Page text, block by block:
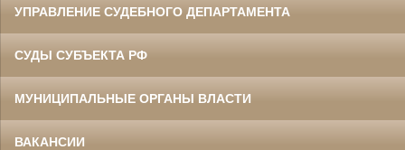
УПРАВЛЕНИЕ СУДЕБНОГО ДЕПАРТАМЕНТА
СУДЫ СУБЪЕКТА РФ
МУНИЦИПАЛЬНЫЕ ОРГАНЫ ВЛАСТИ
ВАКАНСИИ